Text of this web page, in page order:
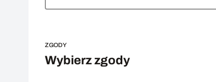
ZGODY
Wybierz zgody